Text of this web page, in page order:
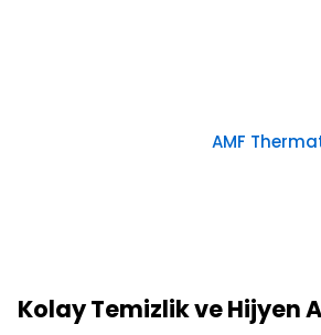
AMF
Kolay Temizlik ve Hijyen